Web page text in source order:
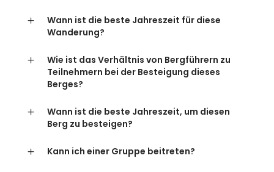
Wann ist die beste Jahreszeit für diese
Wanderung?
Wie ist das Verhältnis von Bergführern zu
Teilnehmern bei der Besteigung dieses
Berges?
Wann ist die beste Jahreszeit, um diesen
Berg zu besteigen?
Kann ich einer Gruppe beitreten?